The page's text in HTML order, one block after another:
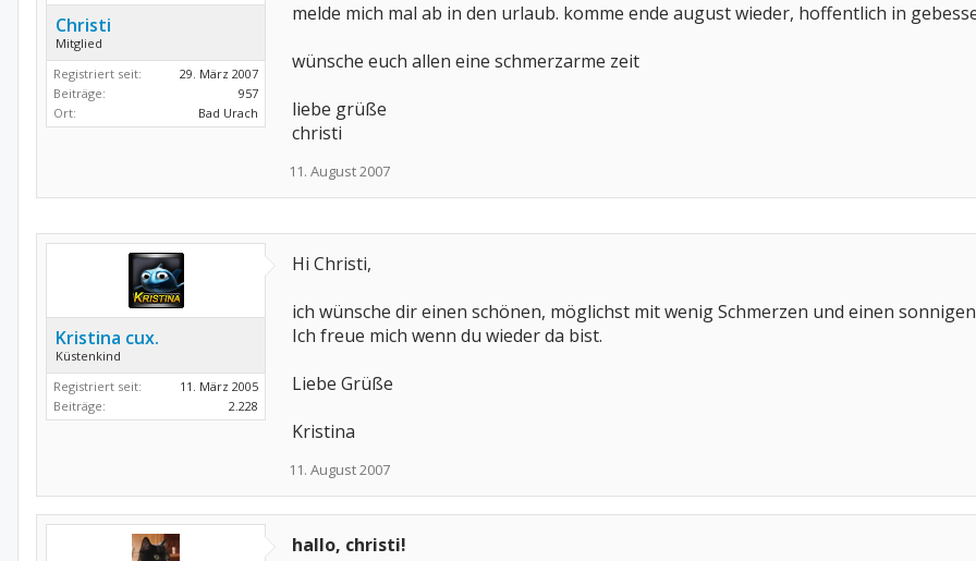
Christi
Mitglied
Registriert seit:
29. März 2007
Beiträge:
957
Ort:
Bad Urach
melde mich mal ab in den urlaub. komme ende august wieder, hoffentlich in
wünsche euch allen eine schmerzarme zeit
liebe grüße
christi
11. August 2007
Kristina cux.
Küstenkind
Registriert seit:
11. März 2005
Beiträge:
2.228
Hi Christi,
ich wünsche dir einen schönen, möglichst mit wenig Schmerzen und einen
Ich freue mich wenn du wieder da bist.
Liebe Grüße
Kristina
11. August 2007
hallo, christi!